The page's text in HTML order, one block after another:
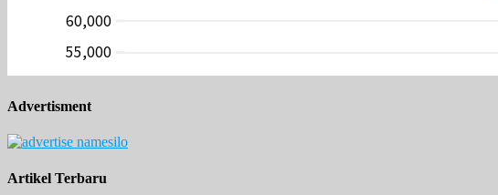
Advertisment
Artikel Terbaru